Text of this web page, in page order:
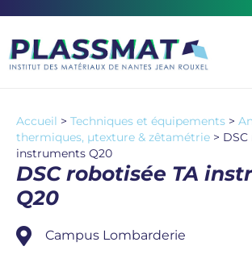
Accueil > Techniques et équipements >
thermiques, µtexture & zêtamétrie > DSC
instruments Q20
DSC robotisée TA
Q20
Campus Lombarderie